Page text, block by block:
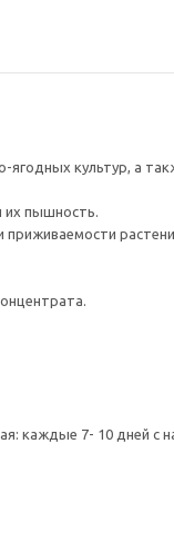
культур, а
их пышность.
каждые 7- 10 дней с